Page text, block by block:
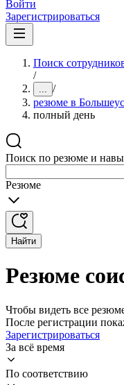
Войти
Зарегистрироваться
Поиск
/
... /
резюме в
полный день
Поиск по резюме и
Резюме
Найти
Резюме
Чтобы видеть все
После регистрации
Зарегистрироваться
За всё время
По соответствию